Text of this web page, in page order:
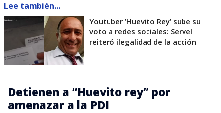
Lee también...
Youtuber ’Huevito Rey’ sube su
voto a redes sociales: Servel
reiteró ilegalidad de la acción
Detienen a “Huevito rey” por
amenazar a la PDI